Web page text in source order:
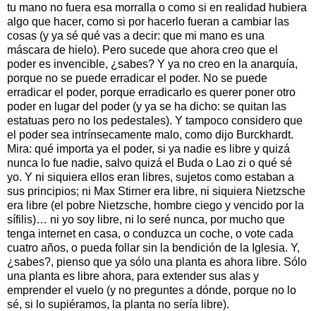
tu mano no fuera esa morralla o como si en realidad hubiera
algo que hacer, como si por hacerlo fueran a cambiar las
cosas (y ya sé qué vas a decir: que mi mano es una
máscara de hielo). Pero sucede que ahora creo que el
poder es invencible, ¿sabes? Y ya no creo en la anarquía,
porque no se puede erradicar el poder. No se puede
erradicar el poder, porque erradicarlo es querer poner otro
poder en lugar del poder (y ya se ha dicho: se quitan las
estatuas pero no los pedestales). Y tampoco considero que
el poder sea intrínsecamente malo, como dijo Burckhardt.
Mira: qué importa ya el poder, si ya nadie es libre y quizá
nunca lo fue nadie, salvo quizá el Buda o Lao zi o qué sé
yo. Y ni siquiera ellos eran libres, sujetos como estaban a
sus principios; ni Max Stirner era libre, ni siquiera Nietzsche
era libre (el pobre Nietzsche, hombre ciego y vencido por la
sífilis)… ni yo soy libre, ni lo seré nunca, por mucho que
tenga internet en casa, o conduzca un coche, o vote cada
cuatro años, o pueda follar sin la bendición de la Iglesia. Y,
¿sabes?, pienso que ya sólo una planta es ahora libre. Sólo
una planta es libre ahora, para extender sus alas y
emprender el vuelo (y no preguntes a dónde, porque no lo
sé, si lo supiéramos, la planta no sería libre).